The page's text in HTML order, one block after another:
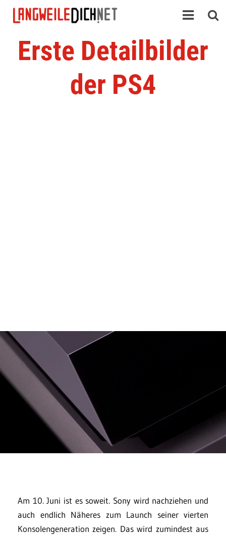
Erste Detailbilder
der PS4
Am 10. Juni ist es soweit. Sony wird nachziehen und
auch endlich Näheres zum Launch seiner vierten
Konsolengeneration zeigen. Das wird zumindest aus